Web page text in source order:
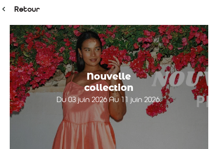
Retour
Nouvelle
collection
Du 03 juin 2026 Au 11 juin 2026.